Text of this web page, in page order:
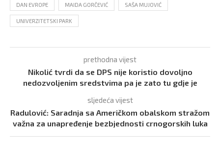
DAN EVROPE MAIDA GORČEVIĆ SAŠA MUJOVIĆ
UNIVERZITETSKI PARK
prethodna vijest
Nikolić tvrdi da se DPS nije koristio dovoljno
nedozvoljenim sredstvima pa je zato tu gdje je
sljedeća vijest
Radulović: Saradnja sa Američkom obalskom stražom
važna za unapređenje bezbjednosti crnogorskih luka